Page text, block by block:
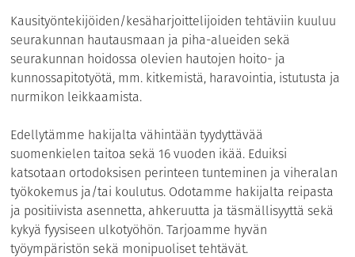
Kausityöntekijöiden/kesäharjoittelijoiden tehtäviin kuuluu
seurakunnan hautausmaan ja piha-alueiden sekä
seurakunnan hoidossa olevien hautojen hoito- ja
kunnossapitotyötä, mm. kitkemistä, haravointia, istutusta ja
nurmikon leikkaamista.
Edellytämme hakijalta vähintään tyydyttävää
suomenkielen taitoa sekä 16 vuoden ikää. Eduiksi
katsotaan ortodoksisen perinteen tunteminen ja viheralan
työkokemus ja/tai koulutus. Odotamme hakijalta reipasta
ja positiivista asennetta, ahkeruutta ja täsmällisyyttä sekä
kykyä fyysiseen ulkotyöhön. Tarjoamme hyvän
työympäristön sekä monipuoliset tehtävät.